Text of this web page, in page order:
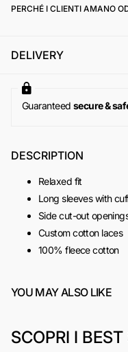
il cambio con un altro
importo, utilizzabile
Per maggiori
dedicata aiResi e Rimborsi
PERCHÉ I CLIENTI AMANO
DELIVERY
Guaranteed secure &
DESCRIPTION
Relaxed fit
Long sleeves with
Side cut-out
Custom cotton laces
100% fleece cotton
YOU MAY ALSO LIKE
SCOPRI I BEST